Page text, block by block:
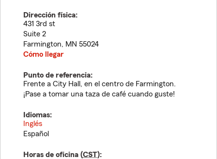
Dirección física:
431 3rd st
Suite 2
Farmington, MN 55024
Cómo llegar
Punto de referencia:
Frente a City Hall, en el centro de Farmington.
¡Pase a tomar una taza de café cuando guste!
Idiomas:
Inglés
Español
Horas de oficina (CST):